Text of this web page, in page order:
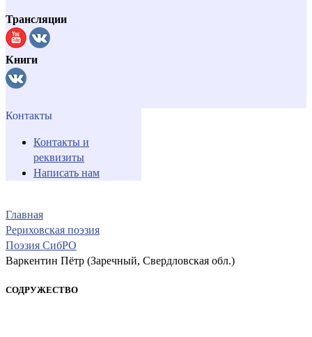
Трансляции
Книги
Контакты
Контакты и
реквизиты
Написать нам
Главная
Рериховская поэзия
Поэзия СибРО
Варкентин Пётр (Заречный, Свердловская обл.)
СОДРУЖЕСТВО